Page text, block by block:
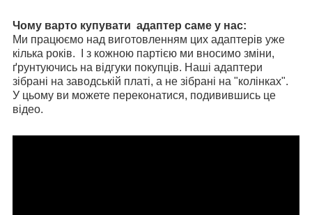
Чому варто купувати адаптер саме у нас:
Ми працюємо над виготовленням цих адаптерів уже
кілька років. І з кожною партією ми вносимо зміни,
ґрунтуючись на відгуки покупців. Наші адаптери
зібрані на заводській платі, а не зібрані на "колінках".
У цьому ви можете переконатися, подивившись це
відео.